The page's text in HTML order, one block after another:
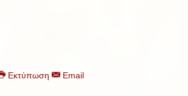
Εκτύπωση Email